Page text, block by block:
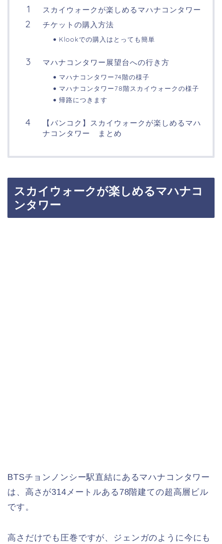
スカイウォークが楽しめるマハナコンタワー
チケットの購入方法
Klookでの購入はとっても簡単
マハナコンタワー展望台への行き方
マハナコンタワー74階の様子
マハナコンタワー78階スカイウォークの様子
帰路につきます
【バンコク】スカイウォークが楽しめるマハ
ナコンタワー まとめ
スカイウォークが楽しめるマハナコ
ンタワー
BTSチョンノンシー駅直結にあるマハナコンタワー
は、高さが314メートルある78階建ての超高層ビル
です。
高さだけでも圧巻ですが、ジェンガのように今にも